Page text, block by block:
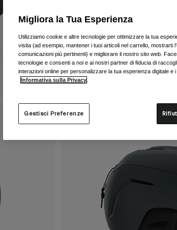
Migliora la Tua Esperienza
Utilizziamo cookie e altre tecnologie per ottimizzare la tua
visita (ad esempio, mantener i tuoi articoli nel carrello, mostrarti
comunicazioni più pertinenti) e migliorare il nostro sito web.
tecnologie e consenti a noi e ai nostri partner di fiducia di
interazioni online per personalizzare la tua esperienza digitale
Informativa sulla Privacy
Gestisci Preferenze